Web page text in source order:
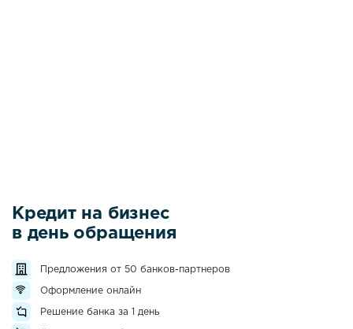
Кредит на бизнес
в день обращения
Предложения от 50 банков-партнеров
Оформление онлайн
Решение банка за 1 день